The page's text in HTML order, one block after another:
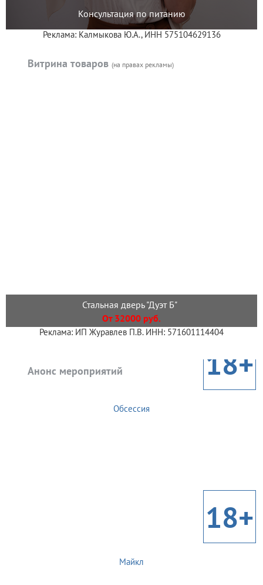
Консультация по питанию
Реклама: Калмыкова Ю.А., ИНН 575104629136
Витрина товаров (на правах рекламы)
Стальная дверь "Дуэт Б"
От 32000 руб.
Реклама: ИП Журавлев П.В. ИНН: 571601114404
Анонс мероприятий 18+
Обсессия
18+
Майкл